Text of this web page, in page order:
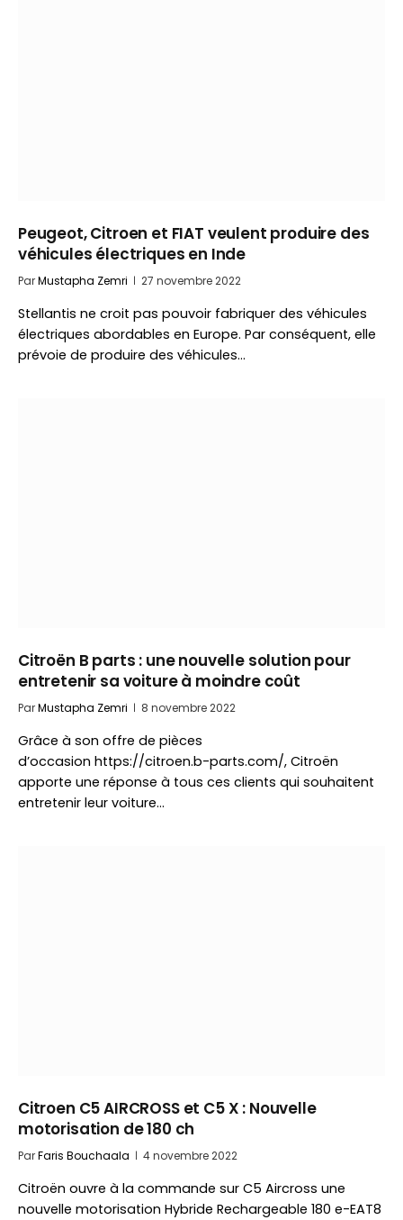
Peugeot, Citroen et FIAT veulent produire des
véhicules électriques en Inde
ParMustapha Zemri 27 novembre 2022
Stellantis ne croit pas pouvoir fabriquer des véhicules
électriques abordables en Europe. Par conséquent, elle
prévoie de produire des véhicules…
Citroën B parts : une nouvelle solution pour
entretenir sa voiture à moindre coût
ParMustapha Zemri 8 novembre 2022
Grâce à son offre de pièces
d’occasion https://citroen.b-parts.com/, Citroën
apporte une réponse à tous ces clients qui souhaitent
entretenir leur voiture…
Citroen C5 AIRCROSS et C5 X : Nouvelle
motorisation de 180 ch
ParFaris Bouchaala 4 novembre 2022
Citroën ouvre à la commande sur C5 Aircross une
nouvelle motorisation Hybride Rechargeable 180 e-EAT8